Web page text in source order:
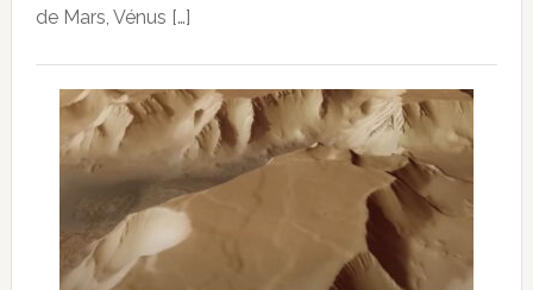
de Mars, Vénus […]